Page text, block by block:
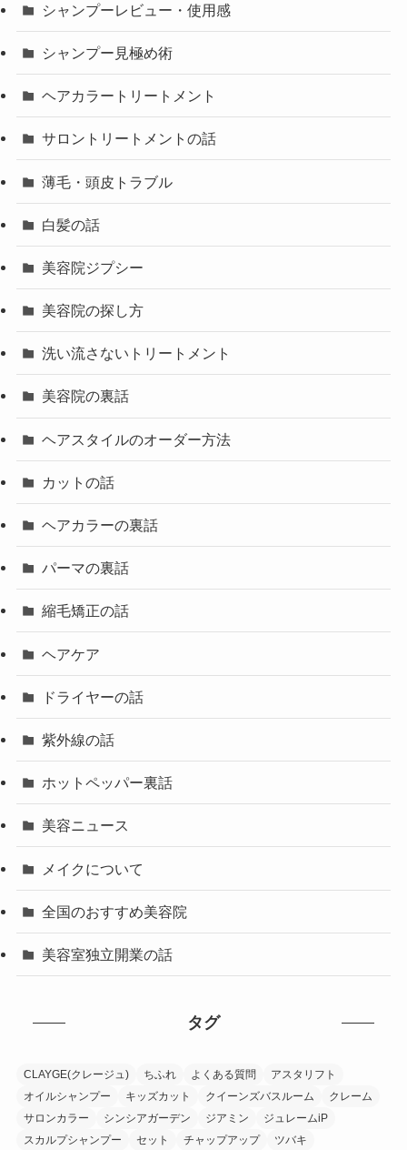
シャンプーレビュー・使用感
シャンプー見極め術
ヘアカラートリートメント
サロントリートメントの話
薄毛・頭皮トラブル
白髪の話
美容院ジプシー
美容院の探し方
洗い流さないトリートメント
美容院の裏話
ヘアスタイルのオーダー方法
カットの話
ヘアカラーの裏話
パーマの裏話
縮毛矯正の話
ヘアケア
ドライヤーの話
紫外線の話
ホットペッパー裏話
美容ニュース
メイクについて
全国のおすすめ美容院
美容室独立開業の話
タグ
CLAYGE(クレージュ) ちふれ よくある質問
アスタリフト
オイルシャンプー
キッズカット クイーンズバスルーム
クレーム
サロンカラー
シンシアガーデン ジアミン
ジュレームiP
スカルプシャンプー
セット チャップアップ ツバキ